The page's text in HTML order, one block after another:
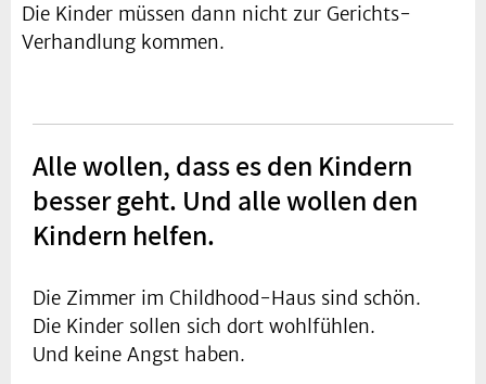
Die Kinder müssen dann nicht zur Gerichts-
Verhandlung kommen.
Alle wollen, dass es den Kindern
besser geht. Und alle wollen den
Kindern helfen.
Die Zimmer im Childhood-Haus sind schön.
Die Kinder sollen sich dort wohlfühlen.
Und keine Angst haben.